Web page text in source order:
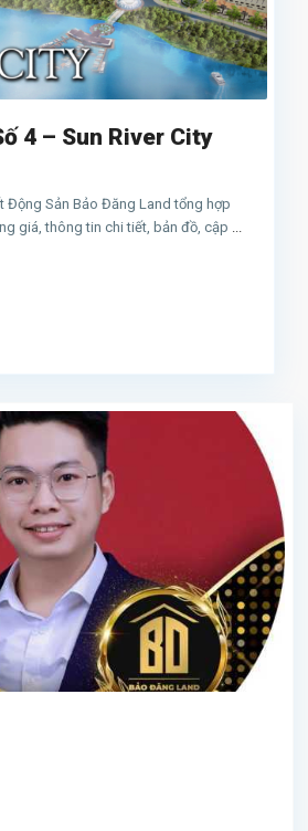
4 – Sun River City
Động Sản Bảo Đăng Land tổng hợp
giá, thông tin chi tiết, bản đồ, cập